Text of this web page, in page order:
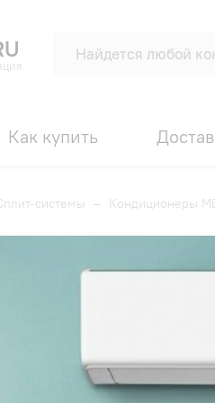
Как купить
системы — Кондиционеры